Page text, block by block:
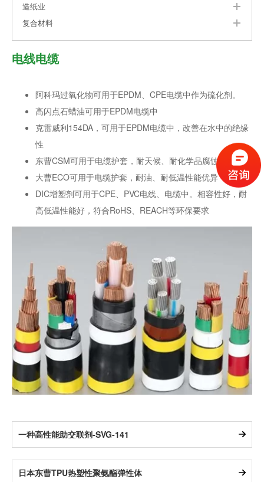
造纸业
复合材料
电线电缆
阿科玛过氧化物可用于EPDM、CPE电缆中作为硫化剂。
高闪点石蜡油可用于EPDM电缆中
克雷威利154DA，可用于EPDM电缆中，改善在水中的绝缘
性
东曹CSM可用于电缆护套，耐天候、耐化学品腐蚀性能优异
大曹ECO可用于电缆护套，耐油、耐低温性能优异
DIC增塑剂可用于CPE、PVC电线、电缆中。相容性好，耐
高低温性能好，符合RoHS、REACH等环保要求
一种高性能助交联剂-SVG-141
日本东曹TPU热塑性聚氨酯弹性体